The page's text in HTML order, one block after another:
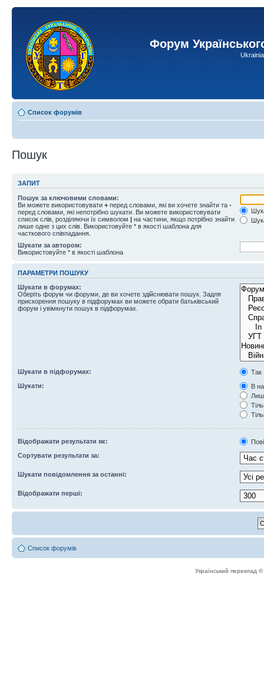
Форум
Список форумів
Пошук
ЗАПИТ
Пошук за ключовими словами:
Ви можете використовувати + перед словами, які ви хочете знайти та -
перед словами, які непотрібно шукати. Ви можете використовувати
список слів, розділяючи їх символом | на частини, якщо потрібно знайти
лише одне з цих слів. Використовуйте * в якості шаблона для
часткового співпадання.
Шукати за автором:
Використовуйте * в якості шаблона
ПАРАМЕТРИ ПОШУКУ
Шукати в форумах:
Оберіть форум чи форуми, де ви хочете здійснювати пошук. Задля
прискорення пошуку в підфорумах ви можете обрати батьківський
форум і увімкнути пошук в підфорумах.
Шукати в підфорумах:
Так
Шукати:
В
Відображати результати як:
Сортувати результати за:
Шукати повідомлення за останні:
Відображати перші:
Список форумів
Український переклад